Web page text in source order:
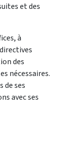
et des
à
des
nécessaires.
de ses
avec ses